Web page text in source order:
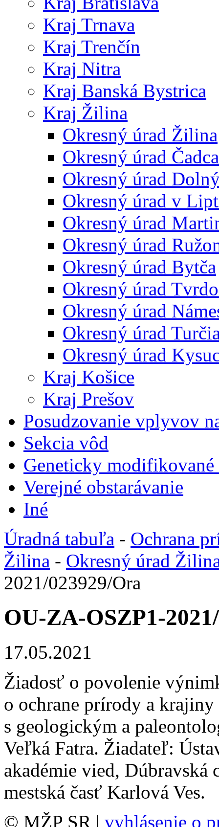
Kraj Trnava
Kraj Trenčín
Kraj Nitra
Kraj Banská Bystrica
Kraj Žilina
Okresný úrad Žilina
Okresný úrad Čadca
Okresný úrad
Okresný úrad v
Okresný úrad
Okresný úrad
Okresný úrad Bytča
Okresný úrad
Okresný úrad
Okresný úrad
Okresný úrad
Kraj Košice
Kraj Prešov
Posudzovanie vplyvov
Sekcia vôd
Geneticky
Verejné obstarávanie
Iné
Úradná tabuľa - Ochrana
Žilina - Okresný úrad
2021/023929/Ora
OU-ZA-OSZP1-
17.05.2021
Žiadosť o povolenie
o ochrane prírody a
s geologickým a
Veľká Fatra. Žiadateľ:
akadémie vied, Dúbravská
mestská časť Karlová Ves.
© MŽP SR | vyhlásenie o